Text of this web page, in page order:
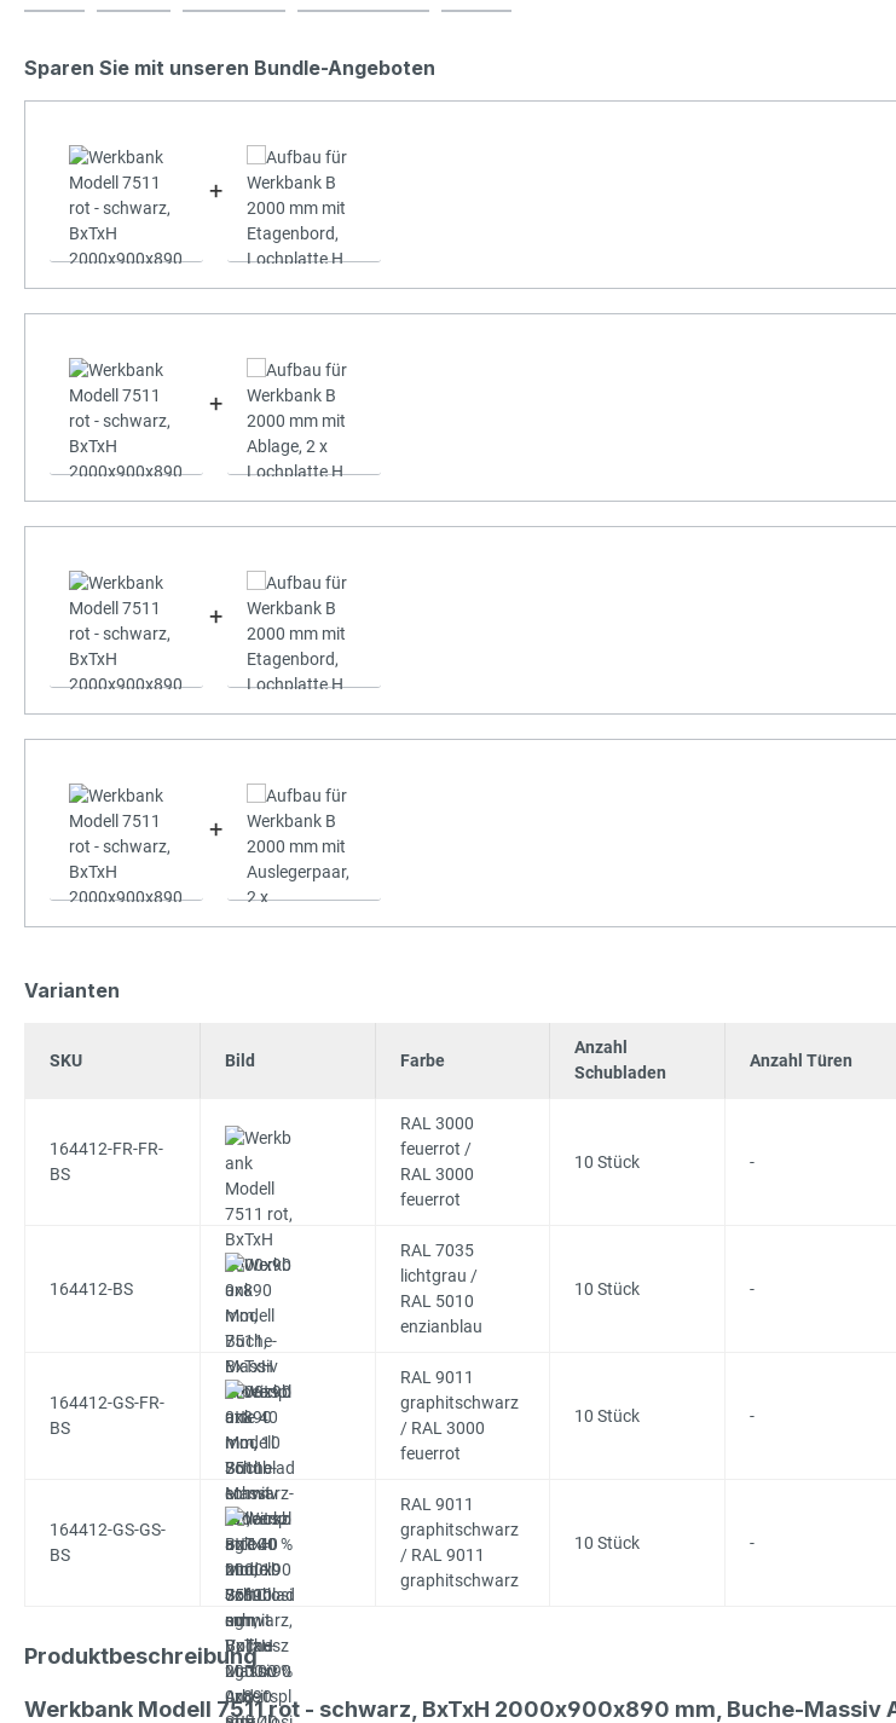
Sparen Sie mit unseren Bundle-Angeboten
+
+
+
+
Varianten
SKU Bild Farbe
Anzahl
Schubladen
Anzahl Türen
164412-FR-FR-
BS
RAL 3000
feuerrot /
RAL 3000
feuerrot
10 Stück -
164412-BS
RAL 7035
lichtgrau /
RAL 5010
enzianblau
10 Stück -
164412-GS-FR-
BS
RAL 9011
graphitschwarz
/ RAL 3000
feuerrot
10 Stück -
164412-GS-GS-
BS
RAL 9011
graphitschwarz
/ RAL 9011
graphitschwarz
10 Stück -
Produktbeschreibung
Werkbank Modell 7511 rot - schwarz, BxTxH 2000x900x890 mm, Buche-